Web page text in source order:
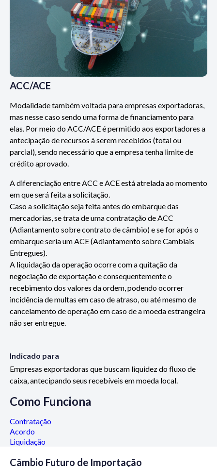
ACC/ACE
Modalidade também voltada para empresas exportadoras,
mas nesse caso sendo uma forma de financiamento para
elas. Por meio do ACC/ACE é permitido aos exportadores a
antecipação de recursos à serem recebidos (total ou
parcial), sendo necessário que a empresa tenha limite de
crédito aprovado.
A diferenciação entre ACC e ACE está atrelada ao momento
em que será feita a solicitação.
Caso a solicitação seja feita antes do embarque das
mercadorias, se trata de uma contratação de ACC
(Adiantamento sobre contrato de câmbio) e se for após o
embarque seria um ACE (Adiantamento sobre Cambiais
Entregues).
A liquidação da operação ocorre com a quitação da
negociação de exportação e consequentemente o
recebimento dos valores da ordem, podendo ocorrer
incidência de multas em caso de atraso, ou até mesmo de
cancelamento de operação em caso de a moeda estrangeira
não ser entregue.
Indicado para
Empresas exportadoras que buscam liquidez do fluxo de
caixa, antecipando seus recebíveis em moeda local.
Como Funciona
Contratação
Acordo
Liquidação
Câmbio Futuro de Importação